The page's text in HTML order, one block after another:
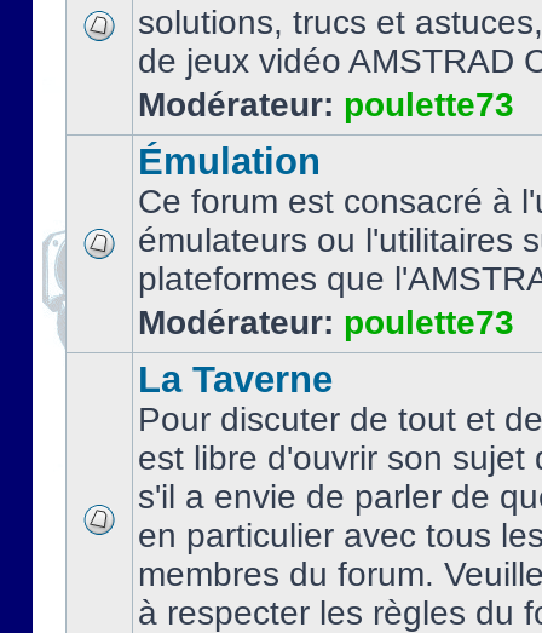
solutions, trucs et
de jeux vidéo AMSTRAD
Modérateur: poulette73
Émulation
Ce forum est consacré à
émulateurs ou l'utilitaires
plateformes que
Modérateur: poulette73
La Taverne
Pour discuter de tout et
est libre d'ouvrir son sujet
s'il a envie de parler de
en particulier avec tous
membres du forum.
à respecter les règles du